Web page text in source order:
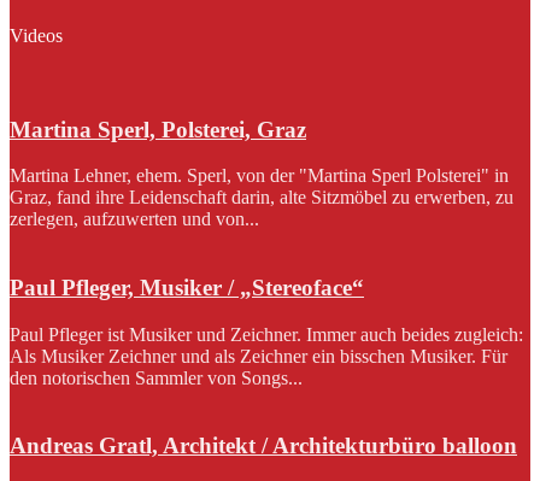
Videos
Martina Sperl, Polsterei, Graz
Martina Lehner, ehem. Sperl, von der "Martina Sperl Polsterei" in
Graz, fand ihre Leidenschaft darin, alte Sitzmöbel zu erwerben, zu
zerlegen, aufzuwerten und von...
Paul Pfleger, Musiker / „Stereoface“
Paul Pfleger ist Musiker und Zeichner. Immer auch beides zugleich:
Als Musiker Zeichner und als Zeichner ein bisschen Musiker. Für
den notorischen Sammler von Songs...
Andreas Gratl, Architekt / Architekturbüro balloon